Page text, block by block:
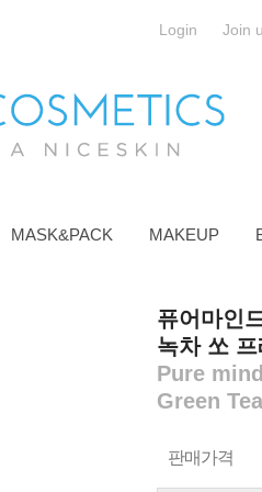
Login Join
MASK&PACK MAKEUP
퓨어마인
녹차 쏘
Pure mind
Green
판매가격